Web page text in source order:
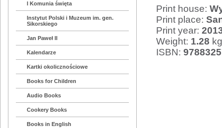
I Komunia święta
Instytut Polski i Muzeum im. gen.
Sikorskiego
Jan Paweł II
Kalendarze
Kartki okolicznościowe
Books for Children
Audio Books
Cookery Books
Books in English
Print house:
Print place:
Print year:
Weight: 1.28 kg
ISBN: